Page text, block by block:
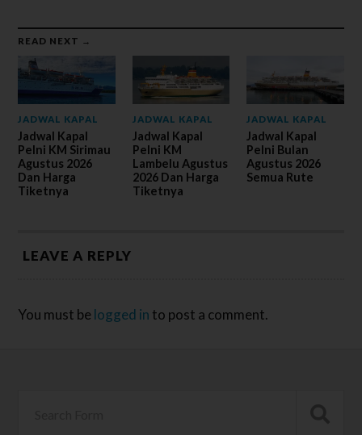
READ NEXT →
JADWAL KAPAL
Jadwal Kapal
Pelni KM Sirimau
Agustus 2026
Dan Harga
Tiketnya
JADWAL KAPAL
Jadwal Kapal
Pelni KM
Lambelu Agustus
2026 Dan Harga
Tiketnya
JADWAL KAPAL
Jadwal Kapal
Pelni Bulan
Agustus 2026
Semua Rute
LEAVE A REPLY
You must be logged in to post a comment.